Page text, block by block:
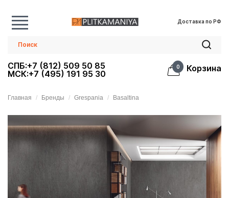
Доставка по РФ
СПБ:+7 (812) 509 50 85
МСК:+7 (495) 191 95 30
0 Корзина
Главная Бренды Grespania Basaltina